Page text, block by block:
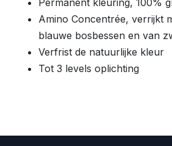
Amino Concentrée, verrijkt
blauwe bosbessen en van
Verfrist de natuurlijke kleur
Tot 3 levels oplichting